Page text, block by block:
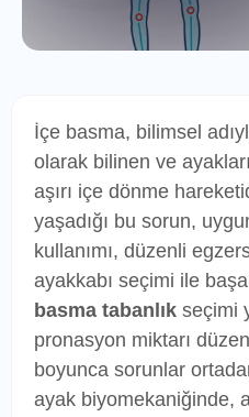
İçe basma, bilimsel
olarak bilinen ve
aşırı içe dönme
yaşadığı bu sorun,
kullanımı, düzenli
ayakkabı seçimi ile
basma tabanlık seçimi
pronasyon miktarı
boyunca sorunlar
ayak biyomekaniğinde,